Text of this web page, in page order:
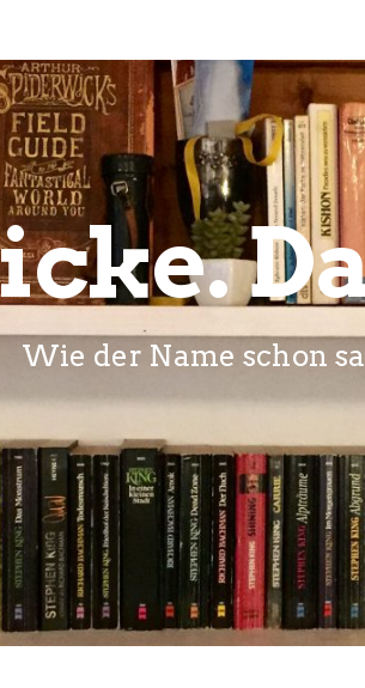
Wie der Name schon